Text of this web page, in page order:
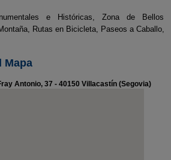
e Históricas, Zona de Bellos
Rutas en Bicicleta, Paseos a Caballo,
Mapa
Antonio, 37 - 40150 Villacastín (Segovia)